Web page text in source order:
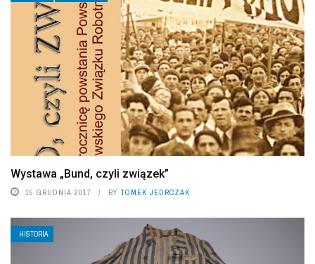
Wystawa „Bund, czyli związek”
15 GRUDNIA 2017 BY TOMEK JEDRCZAK
HISTORIA